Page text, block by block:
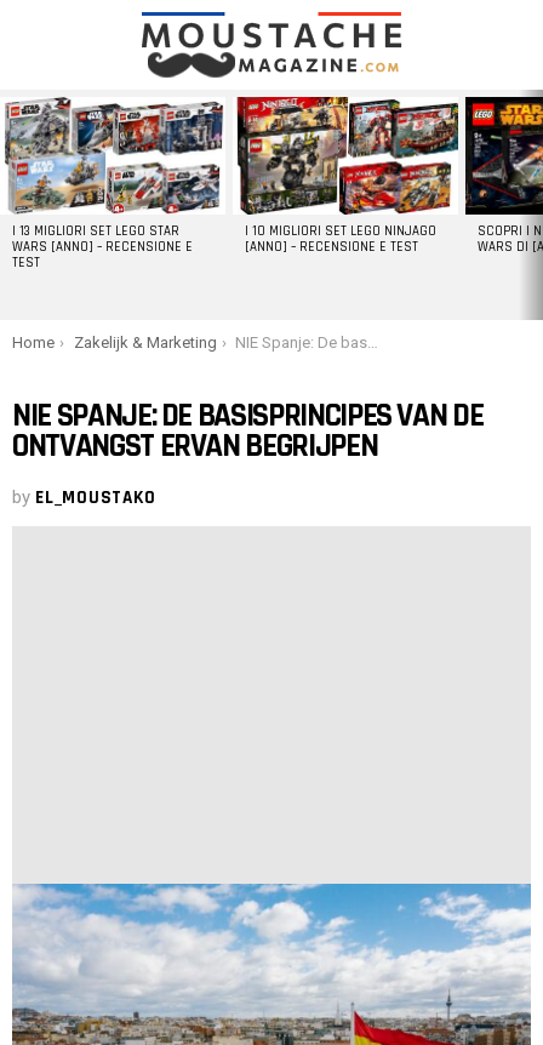
LATEST
STORIES
I 13 MIGLIORI SET LEGO STAR
WARS [ANNO] – RECENSIONE E
TEST
I 10 MIGLIORI SET LEGO NINJAGO
[ANNO] – RECENSIONE E TEST
SCOPRI I
WARS DI
You are here:
Home Zakelijk & Marketing NIE Spanje: De basisprincipes van de ontvangst ervan begrijpen
NIE SPANJE: DE BASISPRINCIPES VAN DE
ONTVANGST ERVAN BEGRIJPEN
by EL_MOUSTAKO